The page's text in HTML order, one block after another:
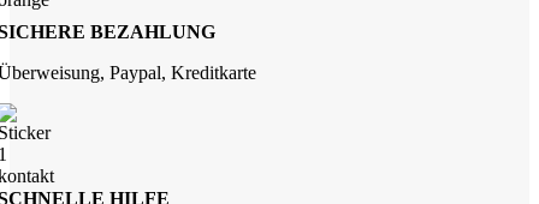
BEZAHLUNG
Paypal, Kreditkarte
HILFE